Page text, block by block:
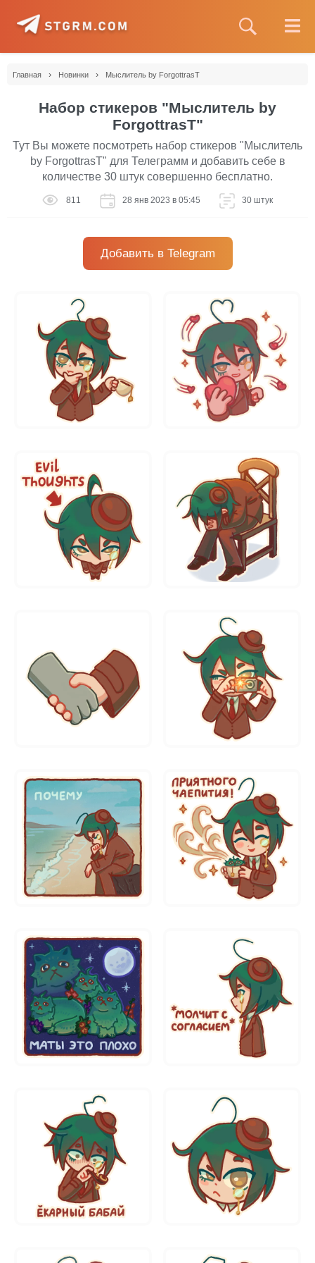
Главная › Новинки › Мыслитель by ForgottrasT
Набор стикеров "Мыслитель by
ForgottrasT"
Тут Вы можете посмотреть набор стикеров "Мыслитель
by ForgottrasT" для Телеграмм и добавить себе в
количестве 30 штук совершенно бесплатно.
811 28 янв 2023 в 05:45 30 штук
Добавить в Telegram